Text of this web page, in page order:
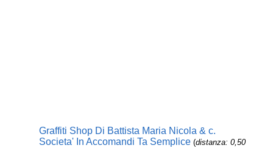
Graffiti Shop Di Battista Maria Nicola & c.
Societa' In Accomandi Ta Semplice (distanza: 0,50